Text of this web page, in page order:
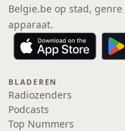
Belgie.be op stad,
apparaat.
BLADEREN
Radiozenders
Podcasts
Top Nummers